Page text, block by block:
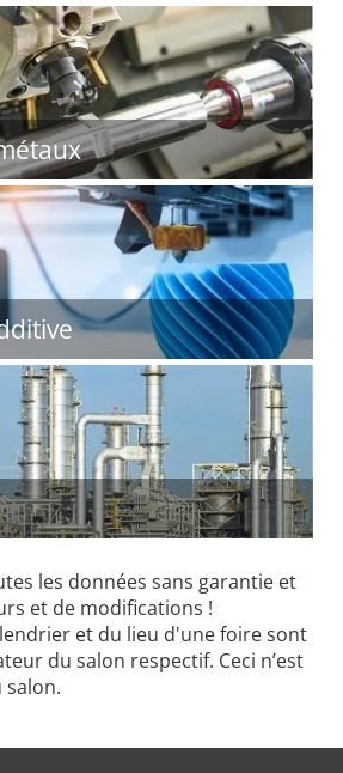
les données sans garantie et
et de modifications !
et du lieu d'une foire sont
du salon respectif. Ceci n’est
salon.